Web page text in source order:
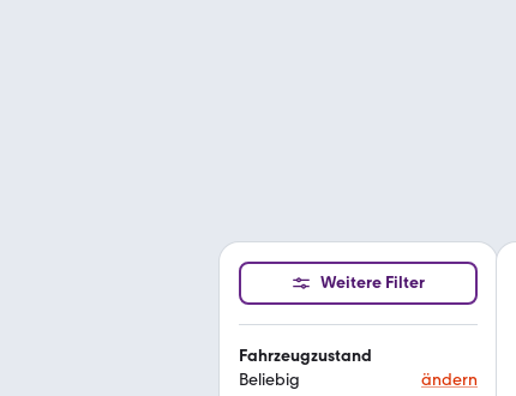
Weitere Filter
Fahrzeugzustand
Beliebig
ändern